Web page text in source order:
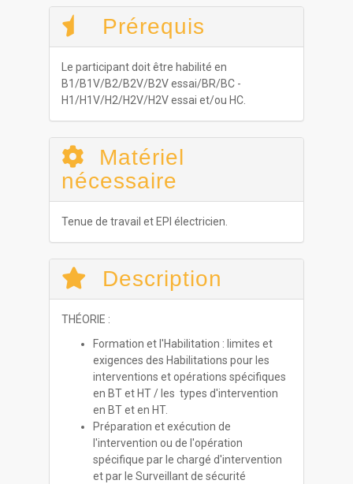
Prérequis
Le participant doit être habilité en
B1/B1V/B2/B2V/B2V essai/BR/BC -
H1/H1V/H2/H2V/H2V essai et/ou HC.
Matériel
nécessaire
Tenue de travail et EPI électricien.
Description
THÉORIE :
Formation et l'Habilitation : limites et
exigences des Habilitations pour les
interventions et opérations spécifiques
en BT et HT / les types d'intervention
en BT et en HT.
Préparation et exécution de
l'intervention ou de l'opération
spécifique par le chargé d'intervention
et par le Surveillant de sécurité